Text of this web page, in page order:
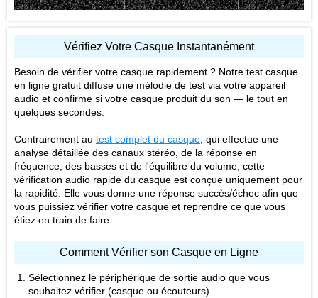
Vérifiez Votre Casque Instantanément
Besoin de vérifier votre casque rapidement ? Notre test casque
en ligne gratuit diffuse une mélodie de test via votre appareil
audio et confirme si votre casque produit du son — le tout en
quelques secondes.
Contrairement au test complet du casque , qui effectue une
analyse détaillée des canaux stéréo, de la réponse en
fréquence, des basses et de l'équilibre du volume, cette
vérification audio rapide du casque est conçue uniquement pour
la rapidité. Elle vous donne une réponse succès/échec afin que
vous puissiez vérifier votre casque et reprendre ce que vous
étiez en train de faire.
Comment Vérifier son Casque en Ligne
Sélectionnez le périphérique de sortie audio que vous
souhaitez vérifier (casque ou écouteurs).